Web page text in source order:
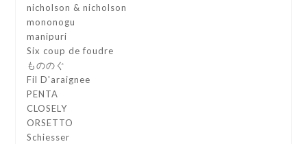
nicholson & nicholson
mononogu
manipuri
Six coup de foudre
もののぐ
Fil D'araignee
PENTA
CLOSELY
ORSETTO
Schiesser